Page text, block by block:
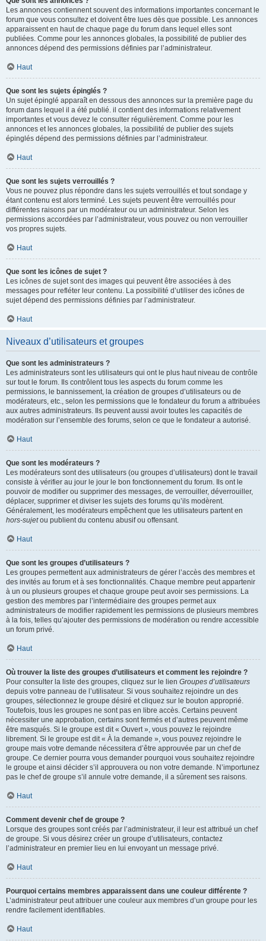
Les annonces contiennent souvent des informations importantes concernant le
forum que vous consultez et doivent être lues dès que possible. Les annonces
apparaissent en haut de chaque page du forum dans lequel elles sont
publiées. Comme pour les annonces globales, la possibilité de publier des
annonces dépend des permissions définies par l’administrateur.
Haut
Que sont les sujets épinglés ?
Un sujet épinglé apparaît en dessous des annonces sur la première page du
forum dans lequel il a été publié. il contient des informations relativement
importantes et vous devez le consulter régulièrement. Comme pour les
annonces et les annonces globales, la possibilité de publier des sujets
épinglés dépend des permissions définies par l’administrateur.
Haut
Que sont les sujets verrouillés ?
Vous ne pouvez plus répondre dans les sujets verrouillés et tout sondage y
étant contenu est alors terminé. Les sujets peuvent être verrouillés pour
différentes raisons par un modérateur ou un administrateur. Selon les
permissions accordées par l’administrateur, vous pouvez ou non verrouiller
vos propres sujets.
Haut
Que sont les icônes de sujet ?
Les icônes de sujet sont des images qui peuvent être associées à des
messages pour refléter leur contenu. La possibilité d’utiliser des icônes de
sujet dépend des permissions définies par l’administrateur.
Haut
Niveaux d’utilisateurs et groupes
Que sont les administrateurs ?
Les administrateurs sont les utilisateurs qui ont le plus haut niveau de contrôle
sur tout le forum. Ils contrôlent tous les aspects du forum comme les
permissions, le bannissement, la création de groupes d’utilisateurs ou de
modérateurs, etc., selon les permissions que le fondateur du forum a attribuées
aux autres administrateurs. Ils peuvent aussi avoir toutes les capacités de
modération sur l’ensemble des forums, selon ce que le fondateur a autorisé.
Haut
Que sont les modérateurs ?
Les modérateurs sont des utilisateurs (ou groupes d’utilisateurs) dont le travail
consiste à vérifier au jour le jour le bon fonctionnement du forum. Ils ont le
pouvoir de modifier ou supprimer des messages, de verrouiller, déverrouiller,
déplacer, supprimer et diviser les sujets des forums qu’ils modèrent.
Généralement, les modérateurs empêchent que les utilisateurs partent en
hors-sujetou publient du contenu abusif ou offensant.
Haut
Que sont les groupes d’utilisateurs ?
Les groupes permettent aux administrateurs de gérer l’accès des membres et
des invités au forum et à ses fonctionnalités. Chaque membre peut appartenir
à un ou plusieurs groupes et chaque groupe peut avoir ses permissions. La
gestion des membres par l’intermédiaire des groupes permet aux
administrateurs de modifier rapidement les permissions de plusieurs membres
à la fois, telles qu’ajouter des permissions de modération ou rendre accessible
un forum privé.
Haut
Où trouver la liste des groupes d’utilisateurs et comment les rejoindre ?
Pour consulter la liste des groupes, cliquez sur le lien Groupes d’utilisateurs
depuis votre panneau de l’utilisateur. Si vous souhaitez rejoindre un des
groupes, sélectionnez le groupe désiré et cliquez sur le bouton approprié.
Toutefois, tous les groupes ne sont pas en libre accès. Certains peuvent
nécessiter une approbation, certains sont fermés et d’autres peuvent même
être masqués. Si le groupe est dit « Ouvert », vous pouvez le rejoindre
librement. Si le groupe est dit « À la demande », vous pouvez rejoindre le
groupe mais votre demande nécessitera d’être approuvée par un chef de
groupe. Ce dernier pourra vous demander pourquoi vous souhaitez rejoindre
le groupe et ainsi décider s’il approuvera ou non votre demande. N’importunez
pas le chef de groupe s’il annule votre demande, il a sûrement ses raisons.
Haut
Comment devenir chef de groupe ?
Lorsque des groupes sont créés par l’administrateur, il leur est attribué un chef
de groupe. Si vous désirez créer un groupe d’utilisateurs, contactez
l’administrateur en premier lieu en lui envoyant un message privé.
Haut
Pourquoi certains membres apparaissent dans une couleur différente ?
L’administrateur peut attribuer une couleur aux membres d’un groupe pour les
rendre facilement identifiables.
Haut